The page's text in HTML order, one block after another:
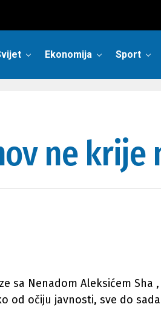
Ekonomija Sport
ne
sa Nenadom Aleksićem Sha ,
od očiju javnosti, sve do